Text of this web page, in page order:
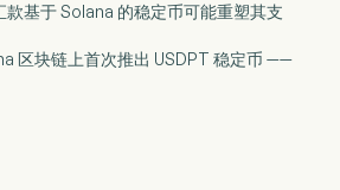
款基于 Solana 的稳定币可能重塑其支
区块链上首次推出 USDPT 稳定币 ——